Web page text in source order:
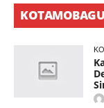
KOTAMOBAGU